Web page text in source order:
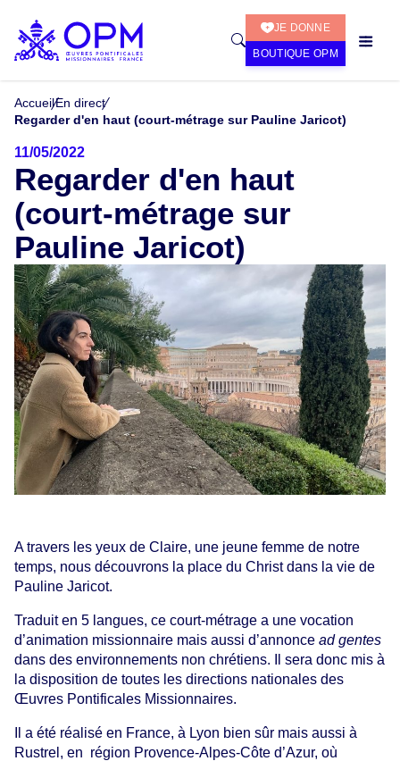
JE DONNE
BOUTIQUE OPM
AccueilEn direct
Regarder d'en haut (court-métrage sur Pauline Jaricot)
11/05/2022
Regarder d'en haut
(court-métrage sur
Pauline Jaricot)
A travers les yeux de Claire, une jeune femme de notre
temps, nous découvrons la place du Christ dans la vie de
Pauline Jaricot.
Traduit en 5 langues, ce court-métrage a une vocation
d’animation missionnaire mais aussi d’annonce ad gentes
dans des environnements non chrétiens. Il sera donc mis à
la disposition de toutes les directions nationales des
Œuvres Pontificales Missionnaires.
Il a été réalisé en France, à Lyon bien sûr mais aussi à
Rustrel, en région Provence-Alpes-Côte d’Azur, où